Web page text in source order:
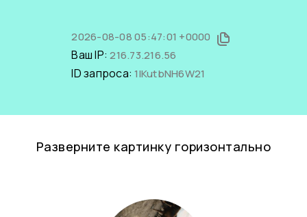
2026-08-08 05:47:01 +0000
Ваш IP:216.73.216.56
ID запроса:1lKutbNH6W21
Разверните картинку горизонтально